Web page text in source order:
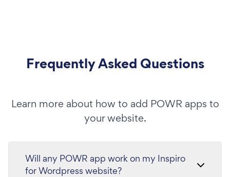
Frequently Asked Questions
Learn more about how to add POWR apps to
your website.
Will any POWR app work on my Inspiro
for Wordpress website?